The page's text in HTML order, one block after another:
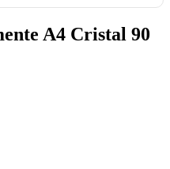
A4 Cristal 90